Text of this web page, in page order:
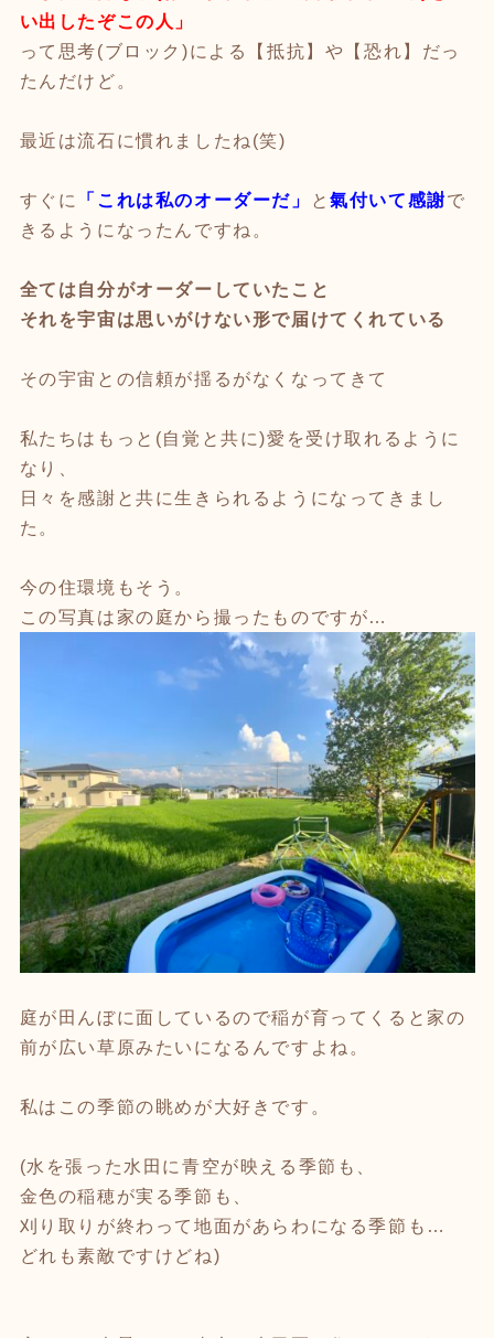
い出したぞこの人」
って思考(ブロック)による【抵抗】や【恐れ】だっ
たんだけど。
最近は流石に慣れましたね(笑)
すぐに 「これは私のオーダーだ」 と氣付いて感謝で
きるようになったんですね。
全ては自分がオーダーしていたこと
それを宇宙は思いがけない形で届けてくれている
その宇宙との信頼が揺るがなくなってきて
私たちはもっと(自覚と共に)愛を受け取れるように
なり、
日々を感謝と共に生きられるようになってきまし
た。
今の住環境もそう。
この写真は家の庭から撮ったものですが…
庭が田んぼに面しているので稲が育ってくると家の
前が広い草原みたいになるんですよね。
私はこの季節の眺めが大好きです。
(水を張った水田に青空が映える季節も、
金色の稲穂が実る季節も、
刈り取りが終わって地面があらわになる季節も…
どれも素敵ですけどね)